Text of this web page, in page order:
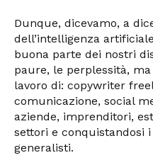
Dunque, dicevamo, a
dell’intelligenza
buona parte dei nostri
paure, le perplessità,
lavoro di: copywriter
comunicazione, social
aziende, imprenditori,
settori e conquistandosi
generalisti.